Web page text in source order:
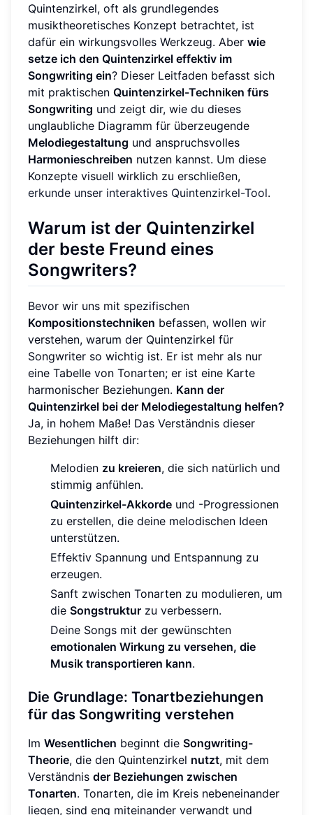
Quintenzirkel, oft als grundlegendes
musiktheoretisches Konzept betrachtet, ist
dafür ein wirkungsvolles Werkzeug. Aber wie
setze ich den Quintenzirkel effektiv im
Songwriting ein? Dieser Leitfaden befasst sich
mit praktischen Quintenzirkel-Techniken fürs
Songwriting und zeigt dir, wie du dieses
unglaubliche Diagramm für überzeugende
Melodiegestaltung und anspruchsvolles
Harmonieschreiben nutzen kannst. Um diese
Konzepte visuell wirklich zu erschließen,
erkunde unser interaktives Quintenzirkel-Tool.
Warum ist der Quintenzirkel
der beste Freund eines
Songwriters?
Bevor wir uns mit spezifischen
Kompositionstechniken befassen, wollen wir
verstehen, warum der Quintenzirkel für
Songwriter so wichtig ist. Er ist mehr als nur
eine Tabelle von Tonarten; er ist eine Karte
harmonischer Beziehungen. Kann der
Quintenzirkel bei der Melodiegestaltung helfen?
Ja, in hohem Maße! Das Verständnis dieser
Beziehungen hilft dir:
Melodien zu kreieren, die sich natürlich und
stimmig anfühlen.
Quintenzirkel-Akkorde und -Progressionen
zu erstellen, die deine melodischen Ideen
unterstützen.
Effektiv Spannung und Entspannung zu
erzeugen.
Sanft zwischen Tonarten zu modulieren, um
die Songstruktur zu verbessern.
Deine Songs mit der gewünschten
emotionalen Wirkung zu versehen, die
Musik transportieren kann.
Die Grundlage: Tonartbeziehungen
für das Songwriting verstehen
Im Wesentlichen beginnt die Songwriting-
Theorie, die den Quintenzirkel nutzt, mit dem
Verständnis der Beziehungen zwischen
Tonarten. Tonarten, die im Kreis nebeneinander
liegen, sind eng miteinander verwandt und